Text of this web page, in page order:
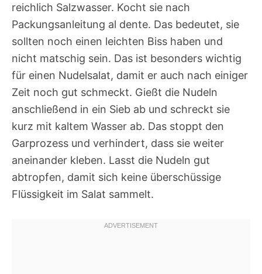
reichlich Salzwasser. Kocht sie nach
Packungsanleitung al dente. Das bedeutet, sie
sollten noch einen leichten Biss haben und
nicht matschig sein. Das ist besonders wichtig
für einen Nudelsalat, damit er auch nach einiger
Zeit noch gut schmeckt. Gießt die Nudeln
anschließend in ein Sieb ab und schreckt sie
kurz mit kaltem Wasser ab. Das stoppt den
Garprozess und verhindert, dass sie weiter
aneinander kleben. Lasst die Nudeln gut
abtropfen, damit sich keine überschüssige
Flüssigkeit im Salat sammelt.